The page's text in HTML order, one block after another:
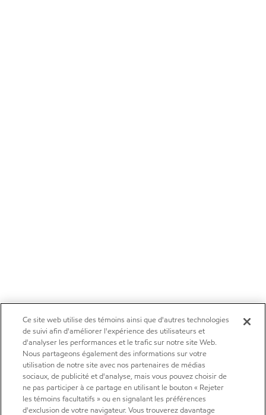
Ce site web utilise des témoins ainsi que d'autres technologies
de suivi afin d'améliorer l'expérience des utilisateurs et
d'analyser les performances et le trafic sur notre site Web.
Nous partageons également des informations sur votre
utilisation de notre site avec nos partenaires de médias
sociaux, de publicité et d'analyse, mais vous pouvez choisir de
ne pas participer à ce partage en utilisant le bouton « Rejeter
les témoins facultatifs » ou en signalant les préférences
d'exclusion de votre navigateur. Vous trouverez davantage